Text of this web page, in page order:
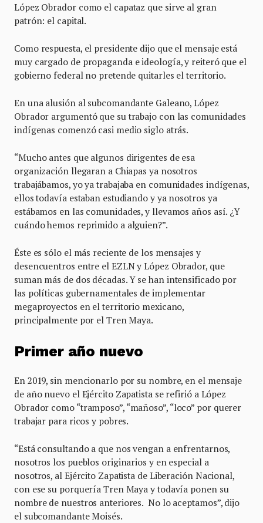
López Obrador como el capataz que sirve al gran
patrón: el capital.
Como respuesta, el presidente dijo que el mensaje está
muy cargado de propaganda e ideología, y reiteró que el
gobierno federal no pretende quitarles el territorio.
En una alusión al subcomandante Galeano, López
Obrador argumentó que su trabajo con las comunidades
indígenas comenzó casi medio siglo atrás.
“Mucho antes que algunos dirigentes de esa
organización llegaran a Chiapas ya nosotros
trabajábamos, yo ya trabajaba en comunidades indígenas,
ellos todavía estaban estudiando y ya nosotros ya
estábamos en las comunidades, y llevamos años así. ¿Y
cuándo hemos reprimido a alguien?”.
Éste es sólo el más reciente de los mensajes y
desencuentros entre el EZLN y López Obrador, que
suman más de dos décadas. Y se han intensificado por
las políticas gubernamentales de implementar
megaproyectos en el territorio mexicano,
principalmente por el Tren Maya.
Primer año nuevo
En 2019, sin mencionarlo por su nombre, en el mensaje
de año nuevo el Ejército Zapatista se refirió a López
Obrador como “tramposo”, “mañoso”, “loco” por querer
trabajar para ricos y pobres.
“Está consultando a que nos vengan a enfrentarnos,
nosotros los pueblos originarios y en especial a
nosotros, al Ejército Zapatista de Liberación Nacional,
con ese su porquería Tren Maya y todavía ponen su
nombre de nuestros anteriores. No lo aceptamos”, dijo
el subcomandante Moisés.